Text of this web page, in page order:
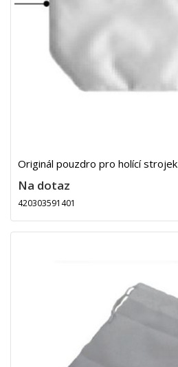
Originál pouzdro pro holící strojek
Na dotaz
420303591401